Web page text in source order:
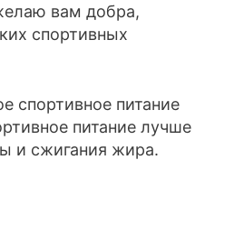
вам добра,
спортивных
спортивное питание
питание лучше
и сжигания жира.